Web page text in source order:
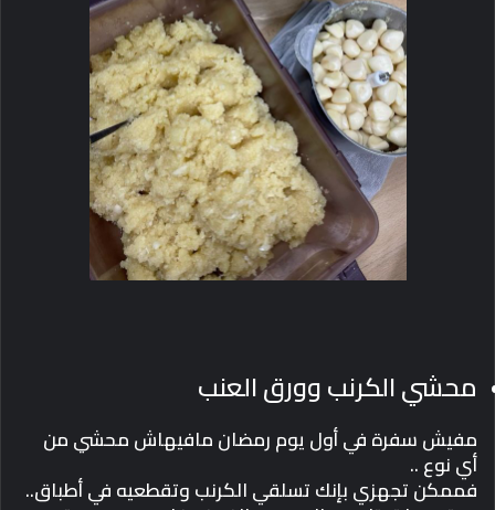
محشي الكرنب وورق العنب
مفيش سفرة في أول يوم رمضان مافيهاش محشي من
أي نوع ..
فممكن تجهزي بإنك تسلقي الكرنب وتقطعيه في أطباق..